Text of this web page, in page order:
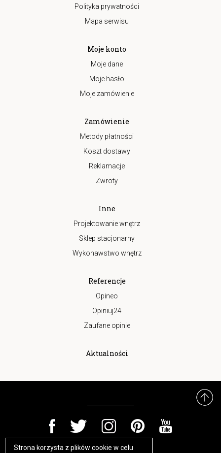
Strona korzysta z plików cookie w celu
Polityka prywatności
Mapa serwisu
Moje konto
Moje dane
Moje hasło
Moje zamówienie
Zamówienie
Metody płatności
Koszt dostawy
Reklamacje
Zwroty
Inne
Projektowanie wnętrz
Sklep stacjonarny
Wykonawstwo wnętrz
Referencje
Opineo
Opiniuj24
Zaufane opinie
Aktualności